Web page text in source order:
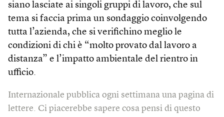
siano lasciate ai singoli gruppi di lavoro, che sul
tema si faccia prima un sondaggio coinvolgendo
tutta l’azienda, che si verifichino meglio le
condizioni di chi è “molto provato dal lavoro a
distanza” e l’impatto ambientale del rientro in
ufficio.
Internazionale pubblica ogni settimana una pagina di
lettere. Ci piacerebbe sapere cosa pensi di questo